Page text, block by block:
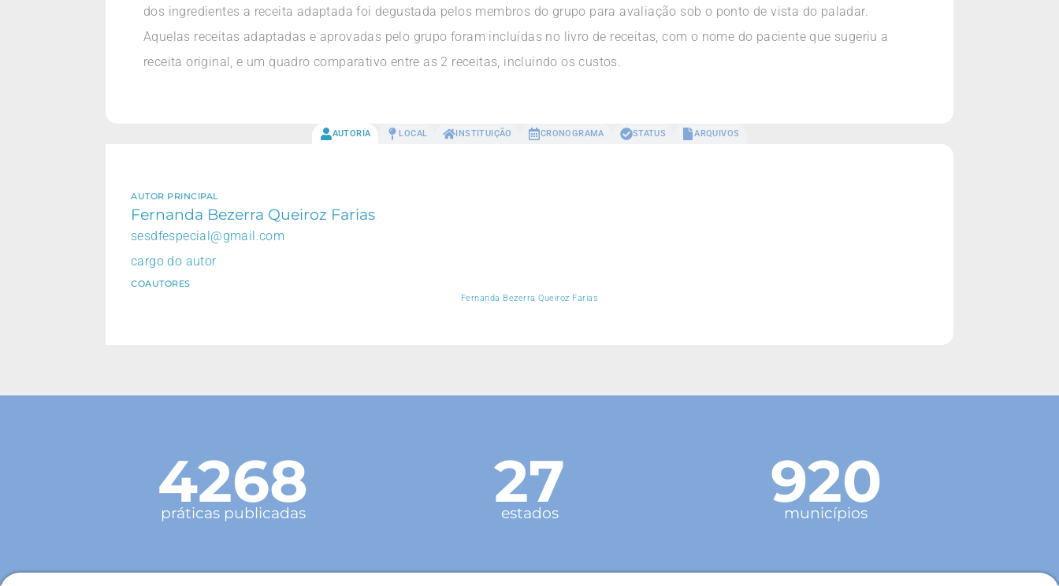
dos ingredientes a receita adaptada foi degustada pelos membros do grupo para avaliação sob o ponto de vista do paladar.
Aquelas receitas adaptadas e aprovadas pelo grupo foram incluídas no livro de receitas, com o nome do paciente que sugeriu a
receita original, e um quadro comparativo entre as 2 receitas, incluindo os custos.
AUTORIA LOCAL INSTITUIÇÃO CRONOGRAMA STATUS ARQUIVOS
AUTOR PRINCIPAL
Fernanda Bezerra Queiroz Farias
sesdfespecial@gmail.com
cargo do autor
COAUTORES
Fernanda Bezerra Queiroz Farias
4268
práticas publicadas 27
estados 920
municípios